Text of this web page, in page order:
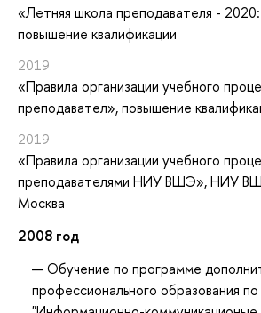
«Летняя школа преподавателя -
повышение квалификации
2019
«Правила организации учебного
преподавател», повышение
2019
«Правила организации учебного
преподавателями НИУ ВШЭ», НИУ
Москва
2008 год
Обучение по программе
профессионального образования